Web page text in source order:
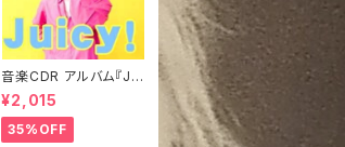
音楽CDR アルバム『Jui
cy!』きぃジャケVer.
¥2,015
35%OFF